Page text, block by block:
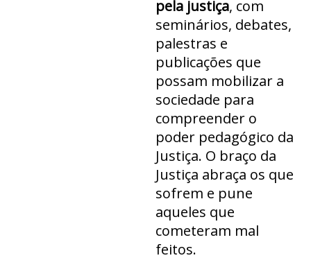
pela justiça, com
seminários, debates,
palestras e
publicações que
possam mobilizar a
sociedade para
compreender o
poder pedagógico da
Justiça. O braço da
Justiça abraça os que
sofrem e pune
aqueles que
cometeram mal
feitos.